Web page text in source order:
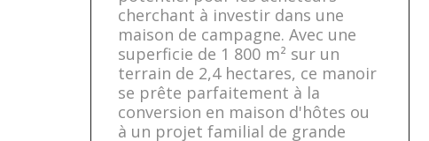
cherchant à investir dans une
maison de campagne. Avec une
superficie de 1 800 m² sur un
terrain de 2,4 hectares, ce manoir
se prête parfaitement à la
conversion en maison d'hôtes ou
à un projet familial de grande